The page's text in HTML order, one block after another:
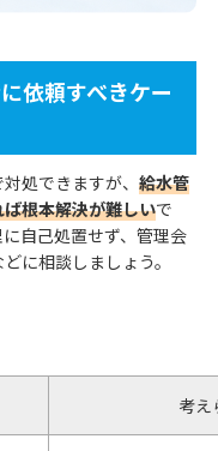
依頼すべきケー
処できますが、 給水管
根本解決が難しいで
自己処置せず、管理会
に相談しましょう。
考え